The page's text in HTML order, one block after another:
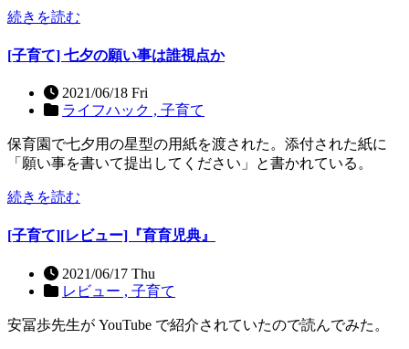
続きを読む
[子育て] 七夕の願い事は誰視点か
2021/06/18 Fri
ライフハック , 子育て
保育園で七夕用の星型の用紙を渡された。添付された紙に
「願い事を書いて提出してください」と書かれている。
続きを読む
[子育て][レビュー]『育育児典』
2021/06/17 Thu
レビュー , 子育て
安冨歩先生が YouTube で紹介されていたので読んでみた。